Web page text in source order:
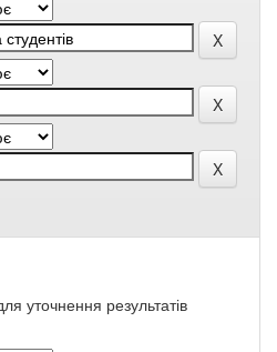
уточнення результатів